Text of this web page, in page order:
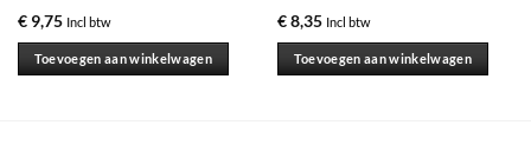
€9,75 Incl btw
Toevoegen aan winkelwagen
€8,35 Incl btw
Toevoegen aan winkelwagen